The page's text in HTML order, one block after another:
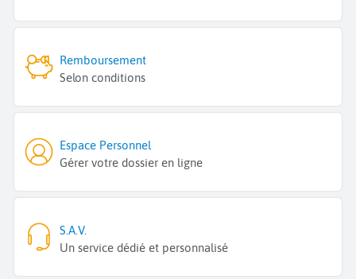
Remboursement
Selon conditions
Espace Personnel
Gérer votre dossier en ligne
S.A.V.
Un service dédié et personnalisé